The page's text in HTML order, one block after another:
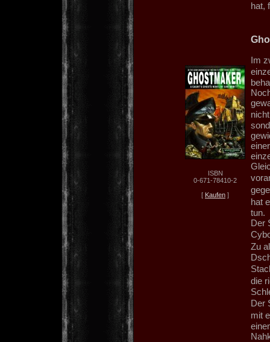
hat,
ISBN
0-671-78410-2
[ Kaufen ]
Im
hat
tun.
Der
Zu
die
Der
mit